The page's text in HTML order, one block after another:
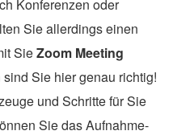
Konferenzen oder
Sie allerdings einen
SieZoom Meeting
Sie hier genau richtig!
und Schritte für Sie
Sie das Aufnahme-